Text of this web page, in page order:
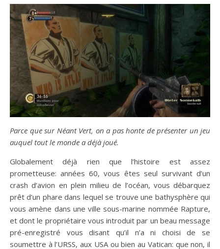
Parce que sur Néant Vert, on a pas honte de présenter un jeu
auquel tout le monde a déjà joué.
Globalement déjà rien que l’histoire est assez
prometteuse: années 60, vous êtes seul survivant d’un
crash d’avion en plein milieu de l’océan, vous débarquez
prêt d’un phare dans lequel se trouve une bathysphère qui
vous amène dans une ville sous-marine nommée Rapture,
et dont le propriétaire vous introduit par un beau message
pré-enregistré vous disant qu’il n’a ni choisi de se
soumettre à l’URSS, aux USA ou bien au Vatican: que non, il